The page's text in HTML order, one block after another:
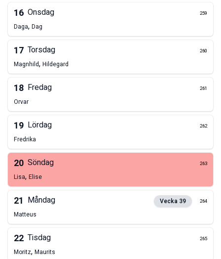
16 Onsdag 259
Daga, Dag
17 Torsdag 260
Magnhild, Hildegard
18 Fredag 261
Orvar
19 Lördag 262
Fredrika
20 Söndag 263
Lisa, Elise
21 Måndag Vecka 39 264
Matteus
22 Tisdag 265
Moritz, Maurits